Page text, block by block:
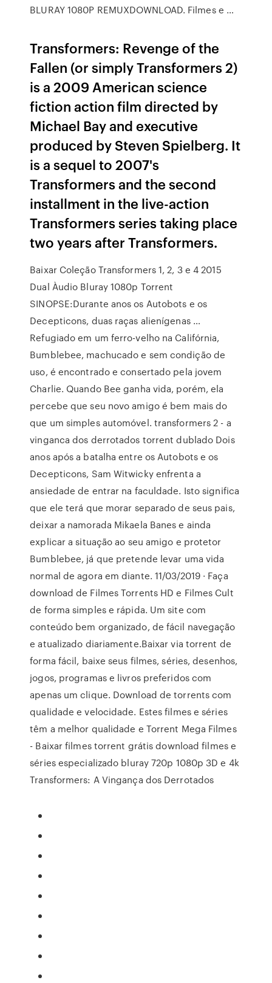
BLURAY 1080P REMUXDOWNLOAD. Filmes e …
Transformers: Revenge of the
Fallen (or simply Transformers 2)
is a 2009 American science
fiction action film directed by
Michael Bay and executive
produced by Steven Spielberg. It
is a sequel to 2007's
Transformers and the second
installment in the live-action
Transformers series taking place
two years after Transformers.
Baixar Coleção Transformers 1, 2, 3 e 4 2015
Dual Àudio Bluray 1080p Torrent
SINOPSE:Durante anos os Autobots e os
Decepticons, duas raças alienígenas …
Refugiado em um ferro-velho na Califórnia,
Bumblebee, machucado e sem condição de
uso, é encontrado e consertado pela jovem
Charlie. Quando Bee ganha vida, porém, ela
percebe que seu novo amigo é bem mais do
que um simples automóvel. transformers 2 - a
vinganca dos derrotados torrent dublado Dois
anos após a batalha entre os Autobots e os
Decepticons, Sam Witwicky enfrenta a
ansiedade de entrar na faculdade. Isto significa
que ele terá que morar separado de seus pais,
deixar a namorada Mikaela Banes e ainda
explicar a situação ao seu amigo e protetor
Bumblebee, já que pretende levar uma vida
normal de agora em diante. 11/03/2019 · Faça
download de Filmes Torrents HD e Filmes Cult
de forma simples e rápida. Um site com
conteúdo bem organizado, de fácil navegação
e atualizado diariamente.Baixar via torrent de
forma fácil, baixe seus filmes, séries, desenhos,
jogos, programas e livros preferidos com
apenas um clique. Download de torrents com
qualidade e velocidade. Estes filmes e séries
têm a melhor qualidade e Torrent Mega Filmes
- Baixar filmes torrent grátis download filmes e
séries especializado bluray 720p 1080p 3D e 4k
Transformers: A Vingança dos Derrotados